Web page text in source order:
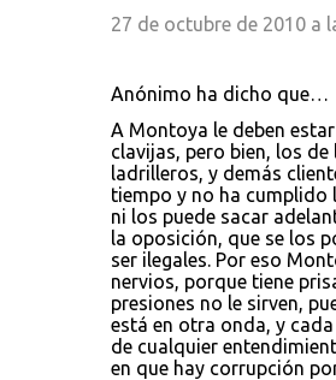
27 de octubre de 2010 a
Anónimo ha dicho que…
A Montoya le deben
clavijas, pero bien, los
ladrilleros, y demás
tiempo y no ha cumplido
ni los puede sacar
la oposición, que se los
ser ilegales. Por eso
nervios, porque tiene
presiones no le sirven,
está en otra onda, y
de cualquier
en que hay corrupción